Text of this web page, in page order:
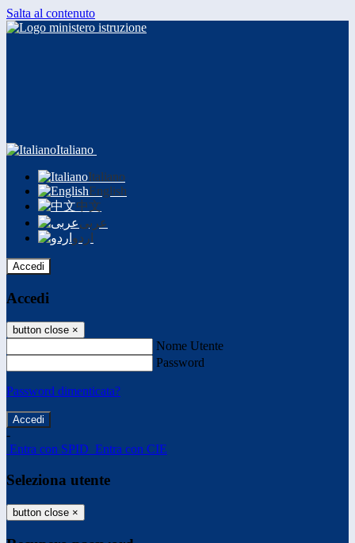
Salta al contenuto
Italiano
Italiano
English
中文
عربى
اردو
Accedi
Accedi
button close ×
Nome Utente
Password
Password dimenticata?
-
Entra con SPID Entra con CIE
Seleziona utente
button close ×